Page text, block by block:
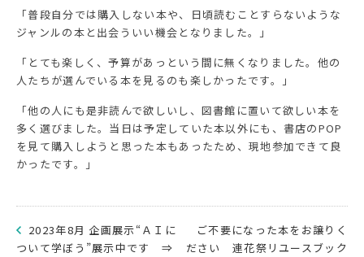
「普段自分では購入しない本や、日頃読むことすらないような
ジャンルの本と出会ういい機会となりました。」
「とても楽しく、予算があっという間に無くなりました。他の
人たちが選んでいる本を見るのも楽しかったです。」
「他の人にも是非読んで欲しいし、図書館に置いて欲しい本を
多く選びました。当日は予定していた本以外にも、書店のPOP
を見て購入しようと思った本もあったため、現地参加できて良
かったです。」
2023年8月 企画展示“ＡＩに
ついて学ぼう”展示中です ⇒
ご不要になった本をお譲りく
ださい 連花祭リユースブック